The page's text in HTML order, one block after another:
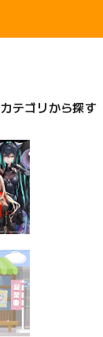
カテゴリから探す